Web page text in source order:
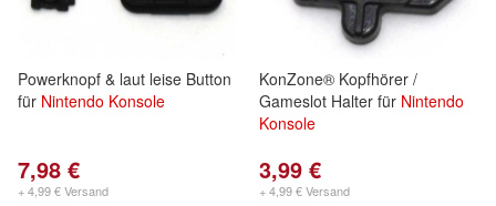
Powerknopf & laut leise Button
für Nintendo Konsole
7,98 €
+ 4,99 € Versand
KonZone® Kopfhörer /
Gameslot Halter für Nintendo
Konsole
3,99 €
+ 4,99 € Versand